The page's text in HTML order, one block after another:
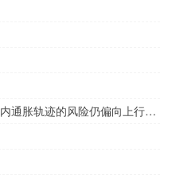
墨西哥央行：在预期的时间范围内通胀轨迹的风险仍偏向上行；通胀前景仍非常复杂